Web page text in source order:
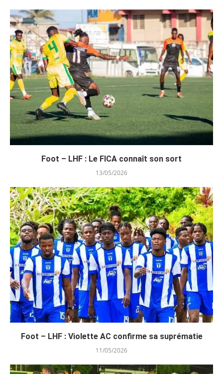
Foot – LHF : Le FICA connaît son sort
13/05/2026
Foot – LHF : Violette AC confirme sa suprématie
11/05/2026